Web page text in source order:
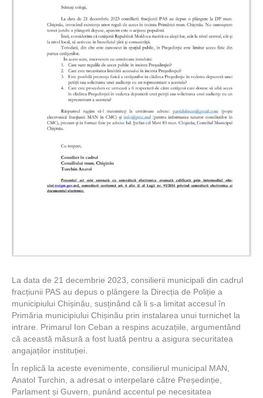
La data de 21 decembrie 2023, consilierii municipali din cadrul
fracțiunii PAS au depus o plângere la Direcția de Poliție a
municipiului Chișinău, susținând că li s-a limitat accesul în
Primăria municipiului Chișinău prin instalarea unui turnichet la
intrare. Primarul Ion Ceban a respins acuzațiile, argumentând
că această măsură a fost luată pentru a asigura securitatea
angajaților instituției.
În replică la aceste evenimente, consilierul municipal MAN,
Anatol Turchin, a adresat o interpelare către Președinție,
Parlament și Guvern, punând accentul pe necesitatea